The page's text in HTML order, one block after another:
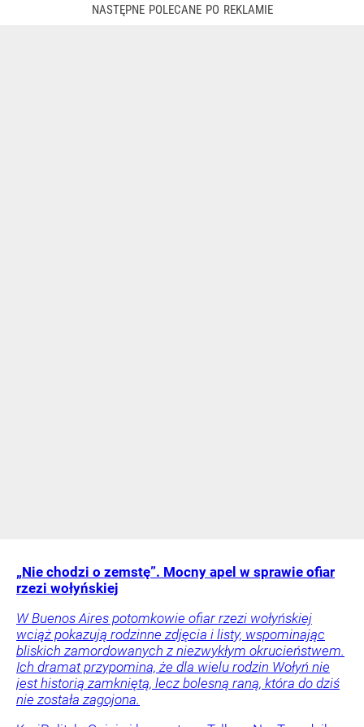
„Nie chodzi o zemstę”. Mocny apel w sprawie ofiar
rzezi wołyńskiej
W Buenos Aires potomkowie ofiar rzezi wołyńskiej
wciąż pokazują rodzinne zdjęcia i listy, wspominając
bliskich zamordowanych z niezwykłym okrucieństwem.
Ich dramat przypomina, że dla wielu rodzin Wołyń nie
jest historią zamkniętą, lecz bolesną raną, która do dziś
nie została zagojona.